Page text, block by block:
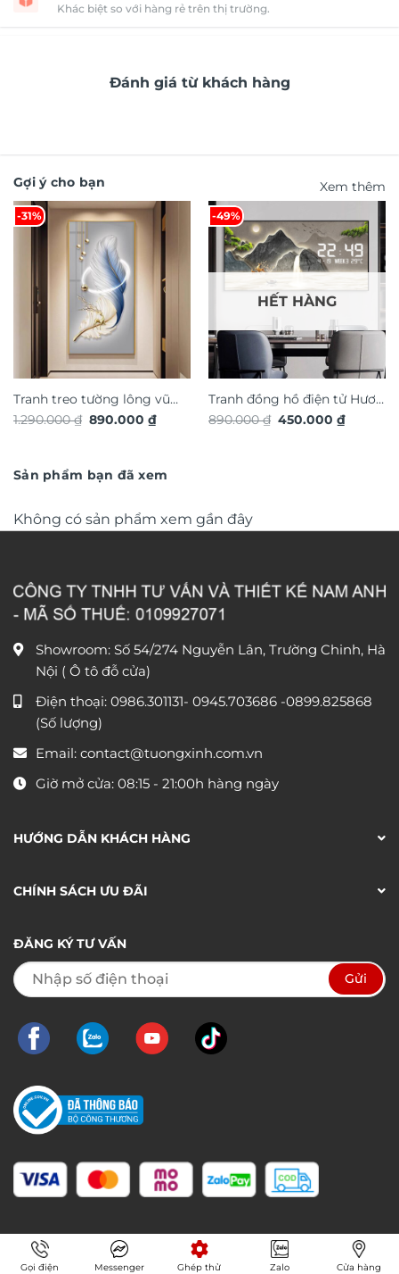
Khác biệt so với hàng rẻ trên thị trường.
Đánh giá từ khách hàng
Gợi ý cho bạn Xem thêm
-31%
Tranh treo tường lông vũ
nghệ thuật TG4933S
1.290.000₫ Giá
890.000₫Giá
-49%
HẾT HÀNG
Tranh đồng hồ điện tử Hươu
Tài Lộc TG4915S
890.000₫ Giá
450.000₫Giá
Sản phẩm bạn đã xem
Không có sản phẩm xem gần đây
Showroom: Số 54/274 Nguyễn Lân, Trường Chinh, Hà
Nội ( Ô tô đỗ cửa)
Điện thoại: 0986.301131- 0945.703686 -0899.825868
(Số lượng)
Email: contact@tuongxinh.com.vn
Giờ mở cửa: 08:15 - 21:00h hàng ngày
HƯỚNG DẪN KHÁCH HÀNG
CHÍNH SÁCH ƯU ĐÃI
ĐĂNG KÝ TƯ VẤN
Gọi điện Messenger Ghép thử Zalo Cửa hàng